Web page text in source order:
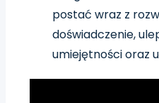
postać wraz z
doświadczenie,
umiejętności oraz